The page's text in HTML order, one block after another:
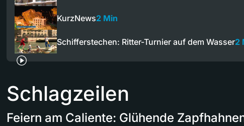
KurzNews2 Min
Schifferstechen: Ritter-Turnier auf dem Wasser2
Schlagzeilen
Feiern am Caliente: Glühende